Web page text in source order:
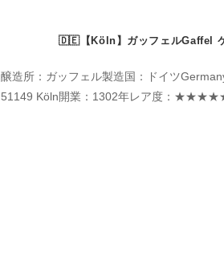
🇩🇪【Köln】ガッフェルGaffel
醸造所：ガッフェル製造国：ドイツ
51149 Köln開業：1302年レア度：